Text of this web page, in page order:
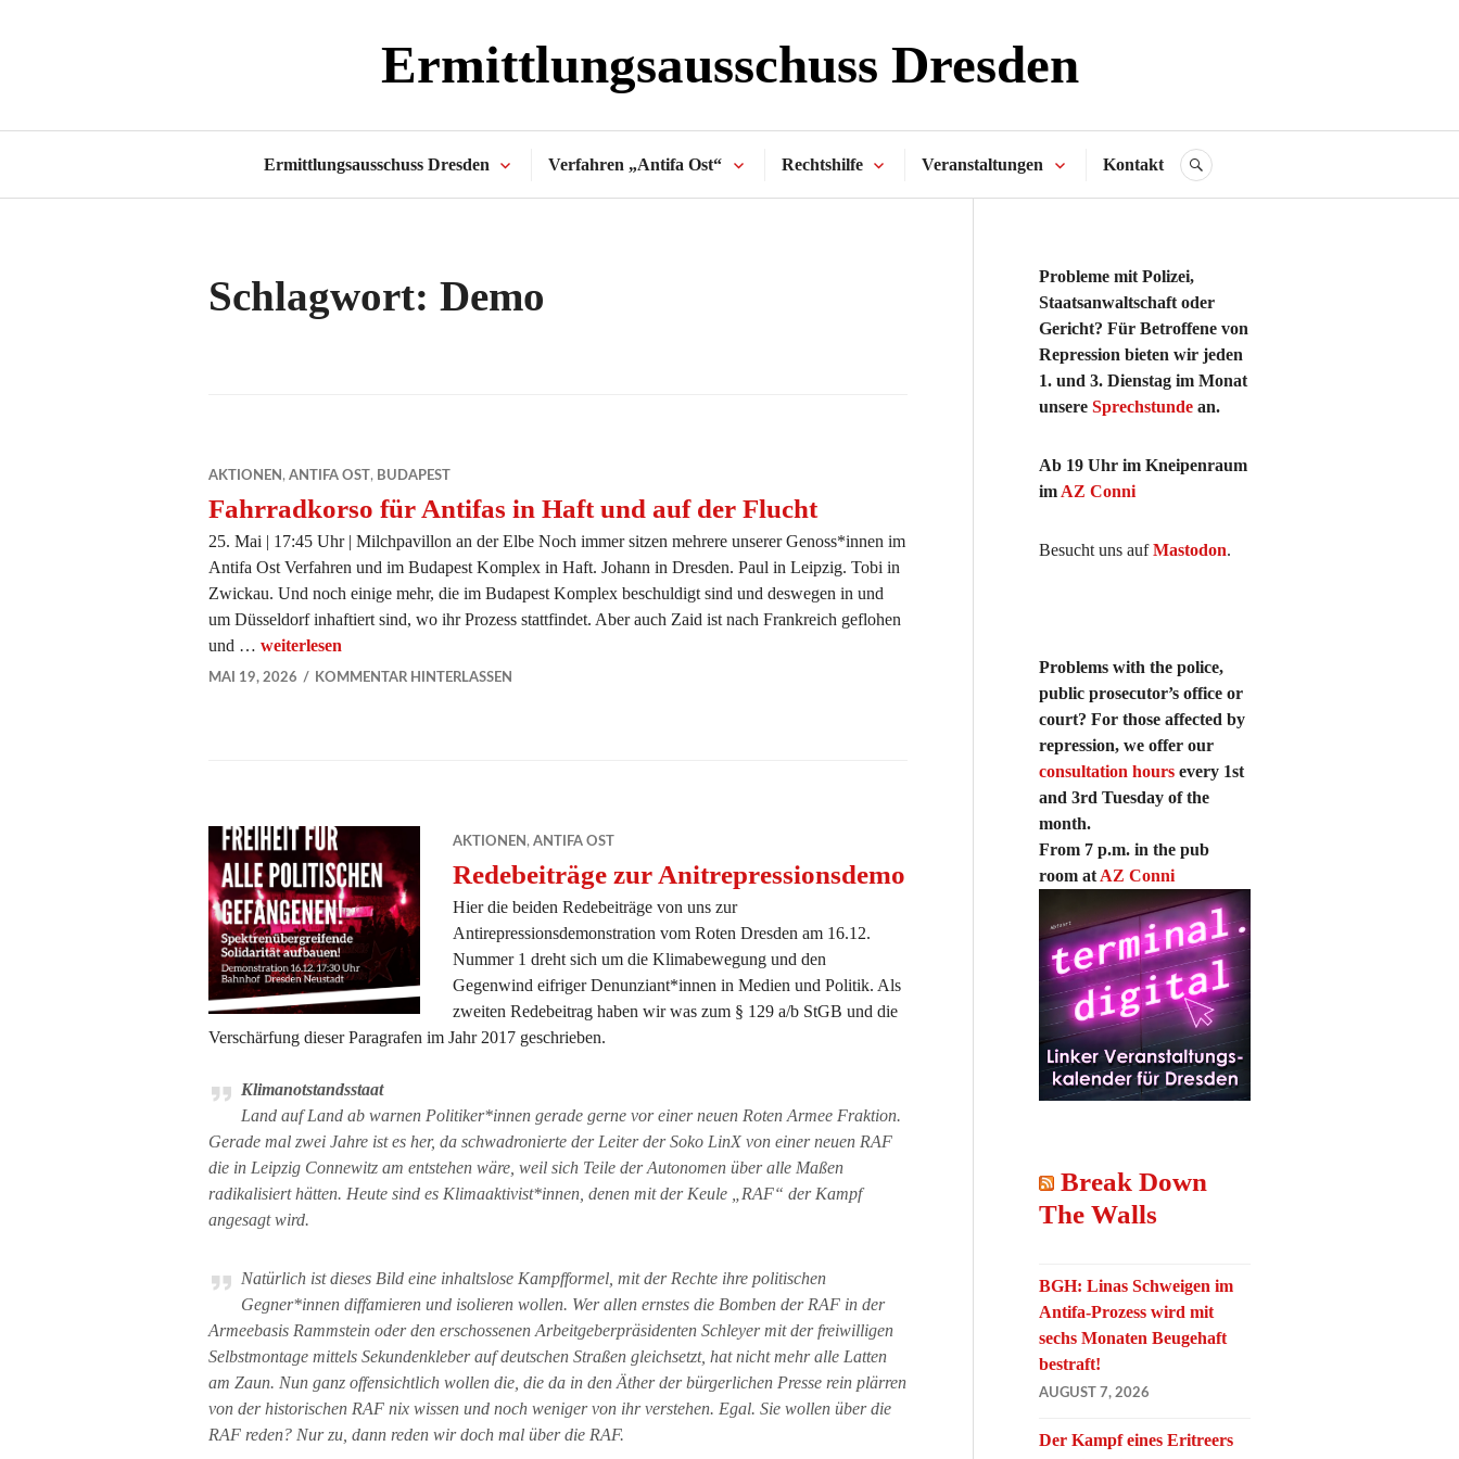
Ermittlungsausschuss Dresden
Ermittlungsausschuss Dresden Verfahren „Antifa Ost“ Rechtshilfe Veranstaltungen Kontakt SUCHE
Schlagwort: Demo
AKTIONEN , ANTIFA OST, BUDAPEST
Fahrradkorso für Antifas in Haft und auf der Flucht
25. Mai | 17:45 Uhr | Milchpavillon an der Elbe Noch immer sitzen mehrere unserer Genoss*innen im
Antifa Ost Verfahren und im Budapest Komplex in Haft. Johann in Dresden. Paul in Leipzig. Tobi in
Zwickau. Und noch einige mehr, die im Budapest Komplex beschuldigt sind und deswegen in und
um Düsseldorf inhaftiert sind, wo ihr Prozess stattfindet. Aber auch Zaid ist nach Frankreich geflohen
und … Fahrradkorso für Antifas in Haft und auf der Flucht
weiterlesen
MAI 19, 2026 KOMMENTAR HINTERLASSEN
AKTIONEN , ANTIFA OST
Redebeiträge zur Anitrepressionsdemo
Hier die beiden Redebeiträge von uns zur
Antirepressionsdemonstration vom Roten Dresden am 16.12.
Nummer 1 dreht sich um die Klimabewegung und den
Gegenwind eifriger Denunziant*innen in Medien und Politik. Als
zweiten Redebeitrag haben wir was zum § 129 a/b StGB und die
Verschärfung dieser Paragrafen im Jahr 2017 geschrieben.
Klimanotstandsstaat
Land auf Land ab warnen Politiker*innen gerade gerne vor einer neuen Roten Armee Fraktion.
Gerade mal zwei Jahre ist es her, da schwadronierte der Leiter der Soko LinX von einer neuen RAF
die in Leipzig Connewitz am entstehen wäre, weil sich Teile der Autonomen über alle Maßen
radikalisiert hätten. Heute sind es Klimaaktivist*innen, denen mit der Keule „RAF“ der Kampf
angesagt wird.
Natürlich ist dieses Bild eine inhaltslose Kampfformel, mit der Rechte ihre politischen
Gegner*innen diffamieren und isolieren wollen. Wer allen ernstes die Bomben der RAF in der
Armeebasis Rammstein oder den erschossenen Arbeitgeberpräsidenten Schleyer mit der freiwilligen
Selbstmontage mittels Sekundenkleber auf deutschen Straßen gleichsetzt, hat nicht mehr alle Latten
am Zaun. Nun ganz offensichtlich wollen die, die da in den Äther der bürgerlichen Presse rein plärren
von der historischen RAF nix wissen und noch weniger von ihr verstehen. Egal. Sie wollen über die
RAF reden? Nur zu, dann reden wir doch mal über die RAF.
Probleme mit Polizei,
Staatsanwaltschaft oder
Gericht? Für Betroffene von
Repression bieten wir jeden
1. und 3. Dienstag im Monat
unsere Sprechstunde an.
Ab 19 Uhr im Kneipenraum
im AZ Conni
Besucht uns aufMastodon.
Problems with the police,
public prosecutor’s office or
court? For those affected by
repression, we offer our
consultation hours every 1st
and 3rd Tuesday of the
month.
From 7 p.m. in the pub
room at AZ Conni
Break Down
The Walls
BGH: Linas Schweigen im
Antifa-Prozess wird mit
sechs Monaten Beugehaft
bestraft!
AUGUST 7, 2026
Der Kampf eines Eritreers